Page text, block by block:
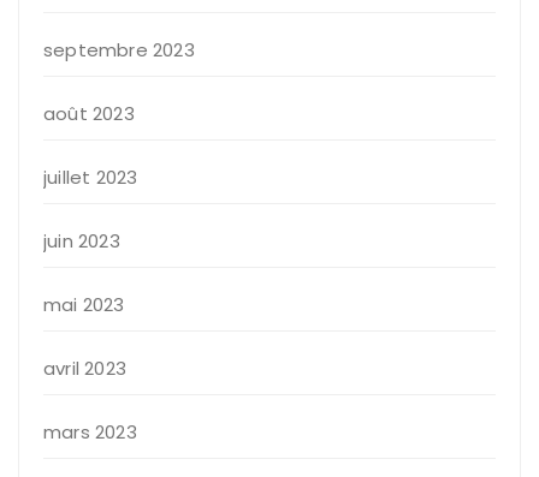
septembre 2023
août 2023
juillet 2023
juin 2023
mai 2023
avril 2023
mars 2023